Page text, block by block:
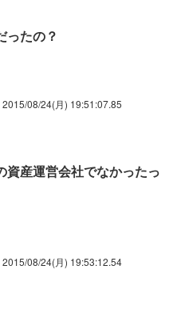
ったの？
2015/08/24(月) 19:51:07.85
資産運営会社でなかったっ
2015/08/24(月) 19:53:12.54